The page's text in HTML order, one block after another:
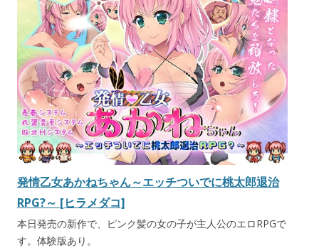
発情乙女あかねちゃん～エッチついでに桃太郎退治
RPG?～ [ヒラメダコ]
本日発売の新作で、ピンク髪の女の子が主人公のエロRPGで
す。体験版あり。